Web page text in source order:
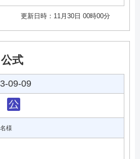
更新日時：11月30日 00時00分
式
09-09
名様